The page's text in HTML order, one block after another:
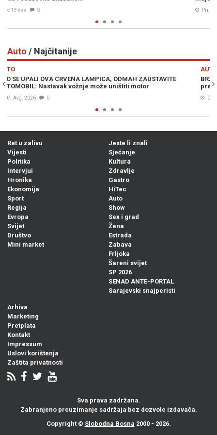
Prije 25 min
Auto / Najčitanije
BRZO I EFIKASNO: Trikom od 15 sekundi trenutno rashladite
pregrijani automobil i to bez klime
06. Avg. 2026
Rat u zalivu
Vijesti
Politika
Intervjui
Hronika
Ekonomija
Sport
Regija
Evropa
Svijet
Društvo
Mini market
Jeste li znali
Sjećanje
Kultura
Zdravlje
Gastro
HiTec
Auto
Show
Sex i grad
Žena
Estrada
Zabava
Frljoka
Šareni svijet
SP 2026
SENAD ANTE-PORTAL
Sarajevski snajperisti
Arhiva
Marketing
Pretplata
Kontakt
Impressum
Uslovi korištenja
Zaštita privatnosti
Sva prava zadržana.
Zabranjeno preuzimanje sadržaja bez dozvole izdavača.
Copyright © Slobodna Bosna 2000 - 2026.